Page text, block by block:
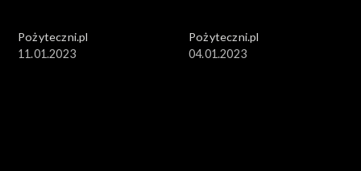
Pożyteczni.pl
11.01.2023
Pożyteczni.pl
04.01.2023